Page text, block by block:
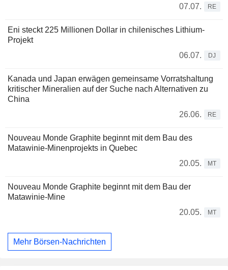
07.07.
RE
Eni steckt 225 Millionen Dollar in chilenisches Lithium-
Projekt
06.07.
DJ
Kanada und Japan erwägen gemeinsame Vorratshaltung
kritischer Mineralien auf der Suche nach Alternativen zu
China
26.06.
RE
Nouveau Monde Graphite beginnt mit dem Bau des
Matawinie-Minenprojekts in Quebec
20.05.
MT
Nouveau Monde Graphite beginnt mit dem Bau der
Matawinie-Mine
20.05.
MT
Mehr Börsen-Nachrichten